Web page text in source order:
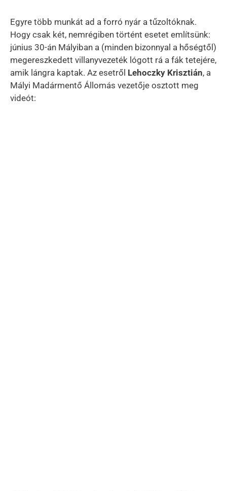
Egyre több munkát ad a forró nyár a tűzoltóknak.
Hogy csak két, nemrégiben történt esetet említsünk:
június 30-án Mályiban a (minden bizonnyal a hőségtől)
megereszkedett villanyvezeték lógott rá a fák tetejére,
amik lángra kaptak. Az esetről Lehoczky Krisztián, a
Mályi Madármentő Állomás vezetője osztott meg
videót: